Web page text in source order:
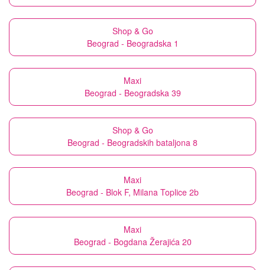
Shop & Go
Beograd - Beogradska 1
Maxi
Beograd - Beogradska 39
Shop & Go
Beograd - Beogradskih bataljona 8
Maxi
Beograd - Blok F, Milana Toplice 2b
Maxi
Beograd - Bogdana Žerajića 20